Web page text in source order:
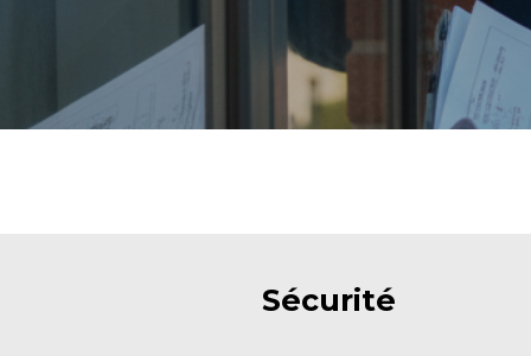
Sécurité